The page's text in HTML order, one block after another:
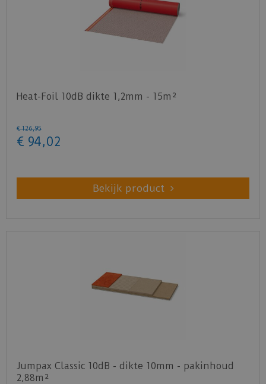
de leginstructie.
Download hier de officiële certificaten t.b.v. de
Certificaattbv verend vinyl
Heat-Foil 10dB dikte 1,2mm - 15m²
€ 126,95
€ 94,02
Bekijk product
Jumpax Classic 10dB - dikte 10mm - pakinhoud
2,88m²